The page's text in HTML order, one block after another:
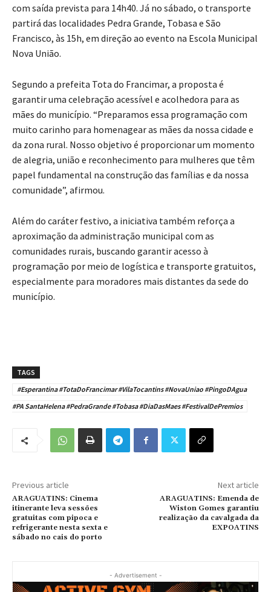
com saída prevista para 14h40. Já no sábado, o transporte
partirá das localidades Pedra Grande, Tobasa e São
Francisco, às 15h, em direção ao evento na Escola Municipal
Nova União.
Segundo a prefeita Tota do Francimar, a proposta é
garantir uma celebração acessível e acolhedora para as
mães do município. “Preparamos essa programação com
muito carinho para homenagear as mães da nossa cidade e
da zona rural. Nosso objetivo é proporcionar um momento
de alegria, união e reconhecimento para mulheres que têm
papel fundamental na construção das famílias e da nossa
comunidade”, afirmou.
Além do caráter festivo, a iniciativa também reforça a
aproximação da administração municipal com as
comunidades rurais, buscando garantir acesso à
programação por meio de logística e transporte gratuitos,
especialmente para moradores mais distantes da sede do
município.
TAGS
#Esperantina #TotaDoFrancimar #VilaTocantins #NovaUniao #PingoDAgua
#PA SantaHelena #PedraGrande #Tobasa #DiaDasMaes #FestivalDePremios
Previous article
ARAGUATINS: Cinema
itinerante leva sessões
gratuitas com pipoca e
refrigerante nesta sexta e
sábado no cais do porto
Next article
ARAGUATINS: Emenda de
Wiston Gomes garantiu
realização da cavalgada da
EXPOATINS
- Advertisement -